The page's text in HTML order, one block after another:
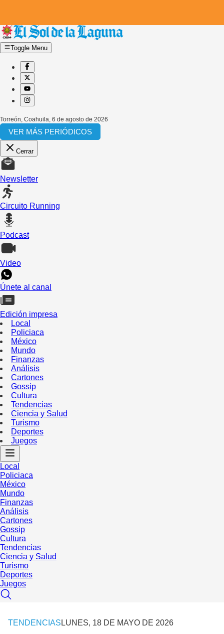
Toggle Menu
Torreón, Coahuila 6 de agosto de 2026
VER MÁS PERIÓDICOS
Cerrar
Newsletter
Circuito Running
Podcast
Video
Únete al canal
Edición impresa
Local
Policiaca
México
Mundo
Finanzas
Análisis
Cartones
Gossip
Cultura
Tendencias
Ciencia y Salud
Turismo
Deportes
Juegos
Local
Policiaca
México
Mundo
Finanzas
Análisis
Cartones
Gossip
Cultura
Tendencias
Ciencia y Salud
Turismo
Deportes
Juegos
TENDENCIAS LUNES, 18 DE MAYO DE 2026